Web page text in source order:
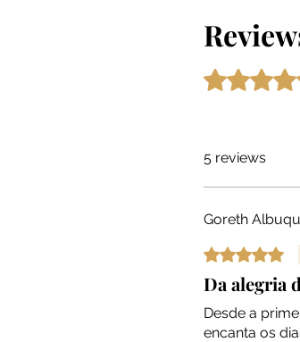
Rated 5 out of
5 reviews
Goreth
Rated 5 out of
Da alegria
Desde a
encanta os